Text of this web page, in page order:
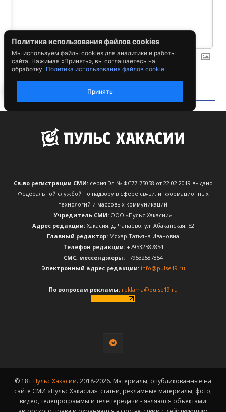
Св-во регистрации СМИ:серия Эл № ФС77-75058 от 22.02.2019 выдано
Федеральной службой по надзору в сфере связи, информационных
технологий и массовых коммуникаций
Учредитель СМИ: ООО «Пульс Хакасии»
Адрес редакции:Хакасия, д. Чапаево, ул. Абаканская, 52
Главный редактор: Мяхар Татьяна Ивановна
Телефон редакции:+79532587854
CМС, мессенджеры:+79532587854
Электронный адрес редакции: info@pulse19.ru
По вопросам рекламы: reklama@pulse19.ru
© 18+ Пульс Хакасии. 2018-2026. Материалы, опубликованные на
сайте СМИ «Пульс Хакасии»: статьи, рекламные материалы, фото,
видео, телепрограммы и телепередачи - являются объектами